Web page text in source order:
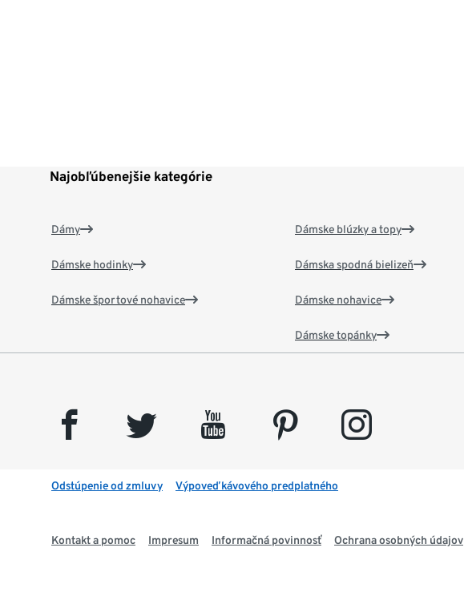
Najobľúbenejšie kategórie
Dámy
Dámske hodinky
Dámske športové nohavice
Dámske blúzky a topy
Dámska spodná bielizeň
Dámske nohavice
Dámske topánky
facebook twitter youtube pinterest instagram
Odstúpenie od zmluvy Výpoveď kávového predplatného
Kontakt a pomoc Impresum Informačná povinnosť Ochrana osobných údajov